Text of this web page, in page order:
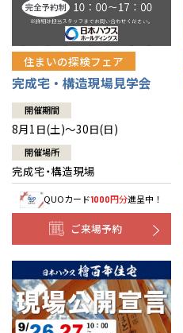
住まいの探検フェア
完成宅・構造現場見学会
開催期間
8月1日(土)～30日(日)
開催場所
完成宅・構造現場
QUOカード1000円分進呈中！
ご来場予約
山口
徳島
高知
鹿児島
長崎
沖縄